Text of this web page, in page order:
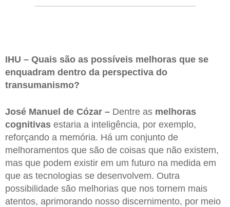
IHU – Quais são as possíveis melhoras que se
enquadram dentro da perspectiva do
transumanismo?
José Manuel de Cózar – Dentre as melhoras
cognitivas estaria a inteligência, por exemplo,
reforçando a memória. Há um conjunto de
melhoramentos que são de coisas que não existem,
mas que podem existir em um futuro na medida em
que as tecnologias se desenvolvem. Outra
possibilidade são melhorias que nos tornem mais
atentos, aprimorando nosso discernimento, por meio